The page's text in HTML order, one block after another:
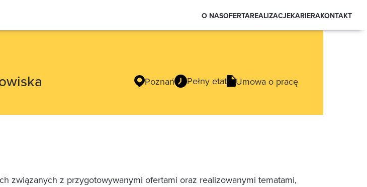
O NASOFERTAREALIZACJEKARIERAKONTAKT
Poznań Pełny etat Umowa o pracę
związanych z przygotowywanymi ofertami oraz realizowanymi tematami,